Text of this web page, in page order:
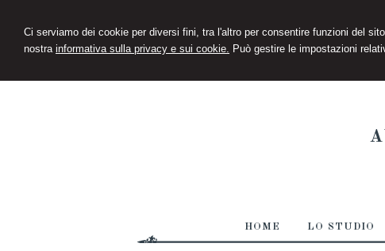
Ci serviamo dei cookie per diversi fini, tra l'altro per consentire funzioni del
nostra informativa sulla privacy e sui cookie. Può gestire le impostazioni
HOME LO STUDIO